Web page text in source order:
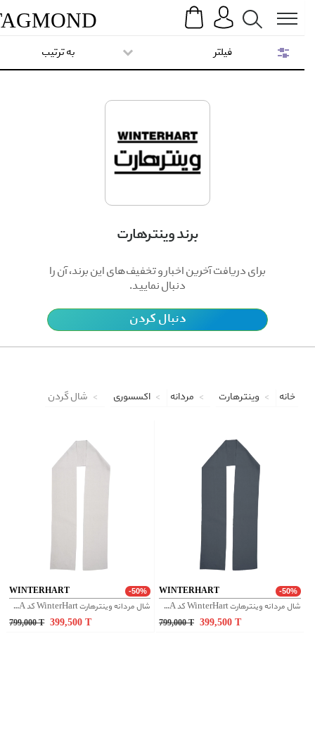
Search
TAGMOND
برند وینترهارت
برای دریافت آخرین اخبار و تخفیف‌های این برند، آن را
دنبال نمایید.
دنبال کردن
به ترتیب
خانه وینترهارت مردانه اکسسوری شال گردن
WINTERHART -50%
شال مردانه وینترهارت WinterHart کد M2050011NA
799,000 T 399,500
WINTERHART -50%
شال مردانه وینترهارت WinterHart کد M2050011NA
799,000 T 399,500
فیلتر